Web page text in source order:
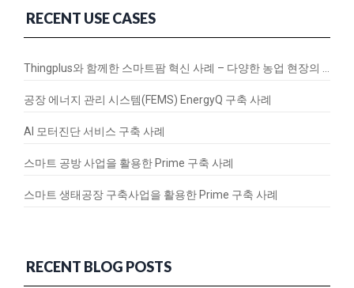
RECENT USE CASES
공장 에너지 관리 시스템(FEMS) EnergyQ 구축 사례
AI 모터진단 서비스 구축 사례
스마트 공방 사업을 활용한 Prime 구축 사례
스마트 생태공장 구축사업을 활용한 Prime 구축 사례
RECENT BLOG POSTS